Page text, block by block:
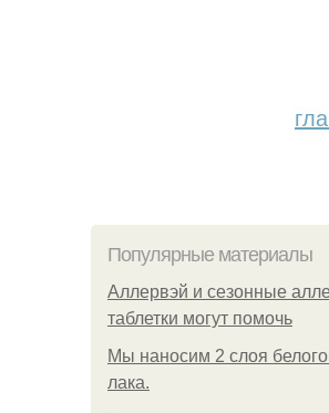
Популярные материалы
Аллервэй и сезонные
таблетки могут помочь
Мы наносим 2 слоя белого
лака.